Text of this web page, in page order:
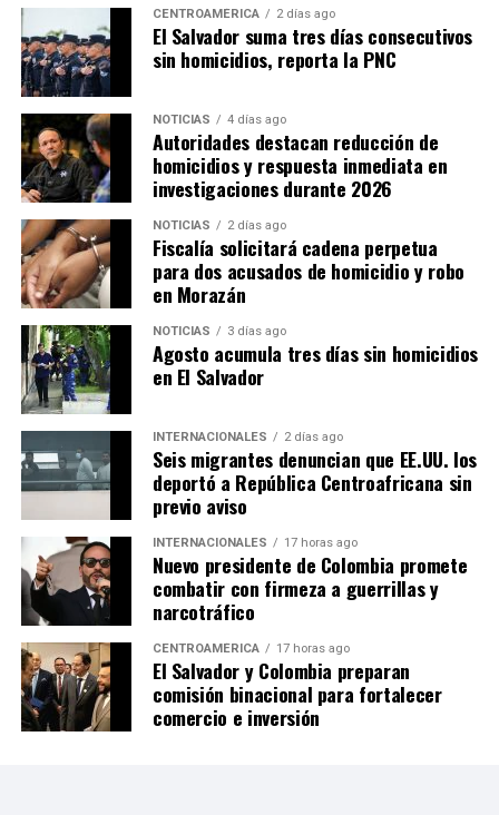
legado de cooperación,
amistad y esperanza para
el mundo», afirmó.
Con la edición de 2026, México hizo historia al
convertirse en el primer país en albergar tres Copas del
Mundo, después de haber sido sede en 1970 y 1986. En
esta ocasión recibió partidos junto con Estados Unidos y
Canadá, en un torneo que estrenó formato con 48
selecciones participantes y 104 encuentros.
Las ciudades mexicanas de Ciudad de México,
Guadalajara y Monterrey fueron escenario de 13
partidos, incluido el encuentro inaugural entre México y
Sudáfrica, disputado el 11 de junio en el Estadio Ciudad
de México (Azteca).
CENTROAMÉRICA 2 días ago
El Salvador suma tres días consecutivos
sin homicidios, reporta la PNC
NOTICIAS 4 días ago
Autoridades destacan reducción de
homicidios y respuesta inmediata en
investigaciones durante 2026
NOTICIAS 2 días ago
Fiscalía solicitará cadena perpetua
para dos acusados de homicidio y robo
en Morazán
NOTICIAS 3 días ago
Agosto acumula tres días sin homicidios
en El Salvador
INTERNACIONALES 2 días ago
Seis migrantes denuncian que EE.UU. los
deportó a República Centroafricana sin
previo aviso
INTERNACIONALES 17 horas ago
Nuevo presidente de Colombia promete
combatir con firmeza a guerrillas y
narcotráfico
CENTROAMÉRICA 17 horas ago
El Salvador y Colombia preparan
comisión binacional para fortalecer
comercio e inversión